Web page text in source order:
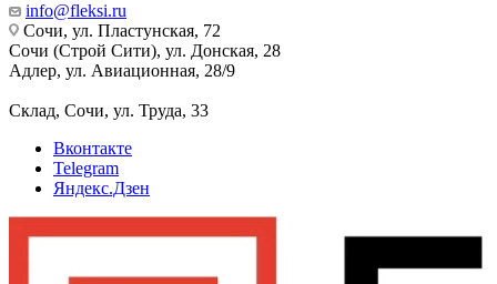
info@fleksi.ru
Сочи, ул. Пластунская, 72
Сочи (Строй Сити), ул. Донская, 28
Адлер, ул. Авиационная, 28/9
Склад, Сочи, ул. Труда, 33
Вконтакте
Telegram
Яндекс.Дзен